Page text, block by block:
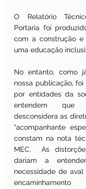
O Relatório
Portaria foi
com a construção
uma educação
No entanto, como
nossa publicação,
por entidades da
entendem que
desconsidera as
"acompanhante
constam na nota
MEC.  As
dariam a
necessidade de